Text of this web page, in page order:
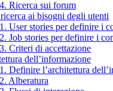
Ricerca sui forum
ai bisogni degli utenti
User stories per definire i
Job stories per definire i
Criteri di accettazione
dell’informazione
Definire l’architettura
Alberatura